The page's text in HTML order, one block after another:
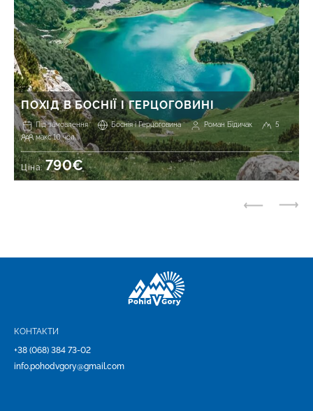
ПОХІД В БОСНІЇ І ГЕРЦОГОВИНІ
Під замовлення Боснія і Герцоговина Роман Бідичак
5
макс 10 чол.
Ціна:790€
КОНТАКТИ
+38 (068) 384 73-02
info.pohodvgory@gmail.com